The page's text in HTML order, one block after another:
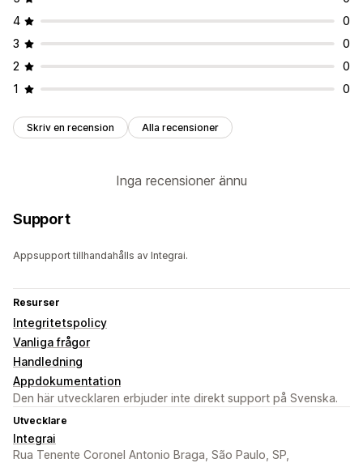
4
0
3
0
2
0
1
0
Skriv en recension Alla recensioner
Inga recensioner ännu
Support
Appsupport tillhandahålls av Integrai.
Resurser
Integritetspolicy
Vanliga frågor
Handledning
Appdokumentation
Den här utvecklaren erbjuder inte direkt support på Svenska.
Utvecklare
Integrai
Rua Tenente Coronel Antonio Braga, São Paulo, SP,